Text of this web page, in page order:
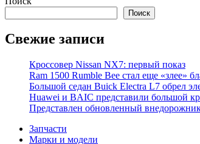
Поиск
Свежие записи
Кроссовер Nissan NX7: первый показ
Ram 1500 Rumble Bee стал еще «злее»
Большой седан Buick Electra L7 обрел
Huawei и BAIC представили большой
Представлен обновленный
Запчасти
Марки и модели